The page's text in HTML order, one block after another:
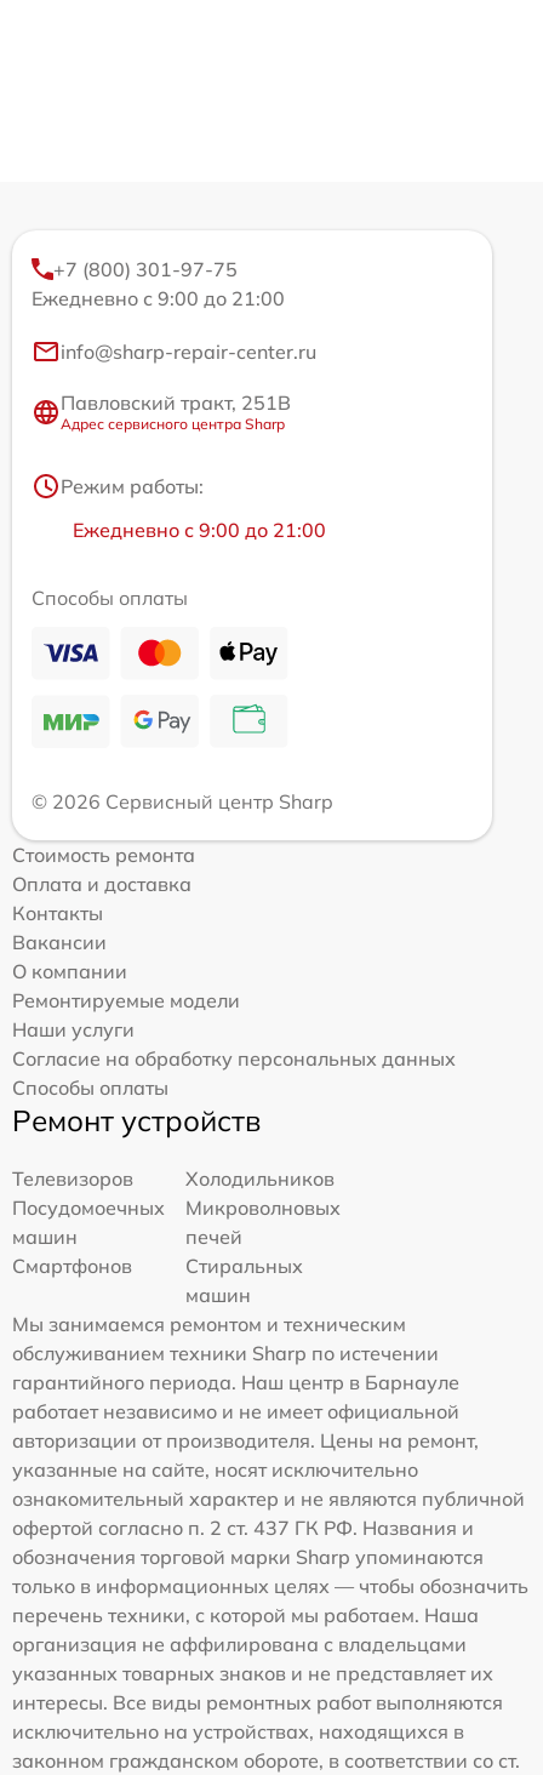
+7 (800) 301-97-75
Ежедневно с 9:00 до 21:00
info@sharp-repair-center.ru
Павловский тракт, 251В
Адрес сервисного центра Sharp
Режим работы:
Ежедневно с 9:00 до 21:00
Способы оплаты
© 2026 Сервисный центр Sharp
Стоимость ремонта
Оплата и доставка
Контакты
Вакансии
О компании
Ремонтируемые модели
Наши услуги
Согласие на обработку персональных данных
Способы оплаты
Ремонт устройств
Телевизоров
Холодильников
Посудомоечных
машин
Микроволновых
печей
Смартфонов
Стиральных
машин
Мы занимаемся ремонтом и техническим
обслуживанием техники Sharp по истечении
гарантийного периода. Наш центр в Барнауле
работает независимо и не имеет официальной
авторизации от производителя. Цены на ремонт,
указанные на сайте, носят исключительно
ознакомительный характер и не являются публичной
офертой согласно п. 2 ст. 437 ГК РФ. Названия и
обозначения торговой марки Sharp упоминаются
только в информационных целях — чтобы обозначить
перечень техники, с которой мы работаем. Наша
организация не аффилирована с владельцами
указанных товарных знаков и не представляет их
интересы. Все виды ремонтных работ выполняются
исключительно на устройствах, находящихся в
законном гражданском обороте, в соответствии со ст.